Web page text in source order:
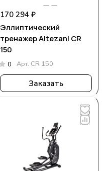
170 294 ₽
Эллиптический
тренажер Altezani CR
150
0 Арт. CR 150
Заказать